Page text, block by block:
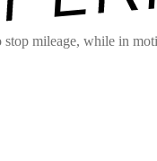
mileage, while in